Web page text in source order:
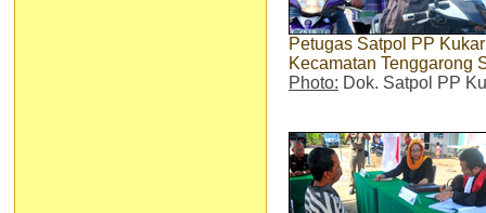
Petugas Satpol PP
Kecamatan Tenggarong
Photo: Dok. Satpol PP